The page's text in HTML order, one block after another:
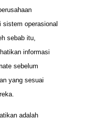
operasional
sebab itu,
informasi
sebelum
yang sesuai
adalah